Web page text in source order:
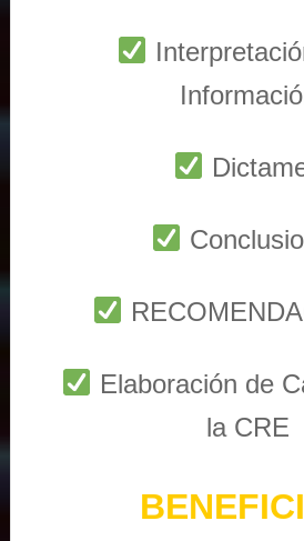
Elaboración de
la CRE